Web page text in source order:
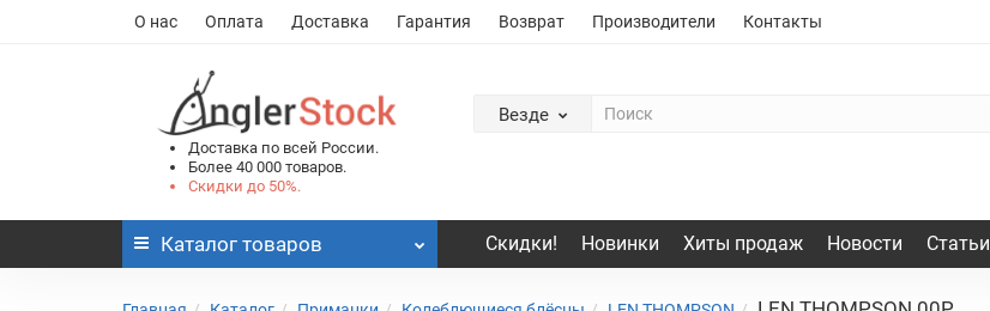
О нас Оплата Доставка Гарантия Возврат Производители Контакты
Доставка по всей России.
Более 40 000 товаров.
Скидки до 50%.
Везде
Каталог товаров Скидки! Новинки Хиты продаж Новости Статьи